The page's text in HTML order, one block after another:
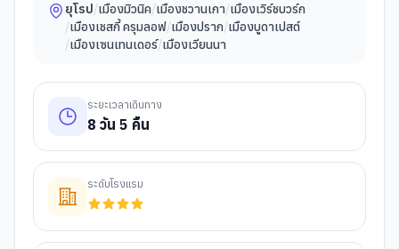
ยุโรป/เมืองมิวนิค/เมืองชวานเกา/เมืองเวิร์ชบวร์ก
/เมืองเชสกี้ ครุมลอฟ/เมืองปราก/เมืองบูดาเปสต์
/เมืองเซนเทนเดอร์/เมืองเวียนนา
ระยะเวลาเดินทาง
8 วัน 5 คืน
ระดับโรงแรม